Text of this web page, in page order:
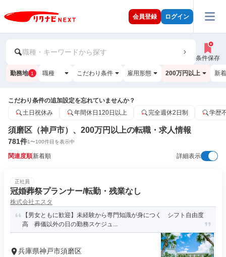
会員登録 ログイン
職種・キーワードから探す
条件保存
勤務地 1 職種 こだわり条件 雇用形態 200万円以上 新
こだわり条件の追加設定を忘れていませんか？
土日祝休み
年間休日120日以上 完全週休2日制 学歴
須磨区（神戸市）、200万円以上の転職・求人情報
781件1〜100件目を表示中
関連度順新着順 詳細表示
正社員
冠婚葬祭プランナー/転勤・残業なし
株式会社エスタ
【男女ともに歓迎】未経験から専門知識が身につく シフト自由度
高 葬儀以外の日の勤務スケジュ...
兵庫県神戸市須磨区